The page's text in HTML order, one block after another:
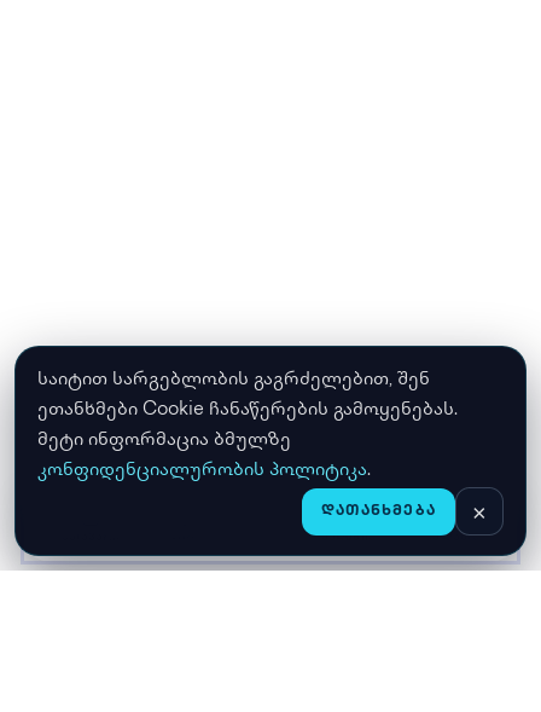
საიტით სარგებლობის გაგრძელებით, შენ
ეთანხმები Cookie ჩანაწერების გამოყენებას.
მეტი ინფორმაცია ბმულზე
კონფიდენციალურობის პოლიტიკა.
ᲓᲐᲗᲐᲜᲮᲛᲔᲑᲐ ×
ᲛᲐᲦᲐᲖᲘᲐ ᲙᲐᲚᲐᲗᲐ